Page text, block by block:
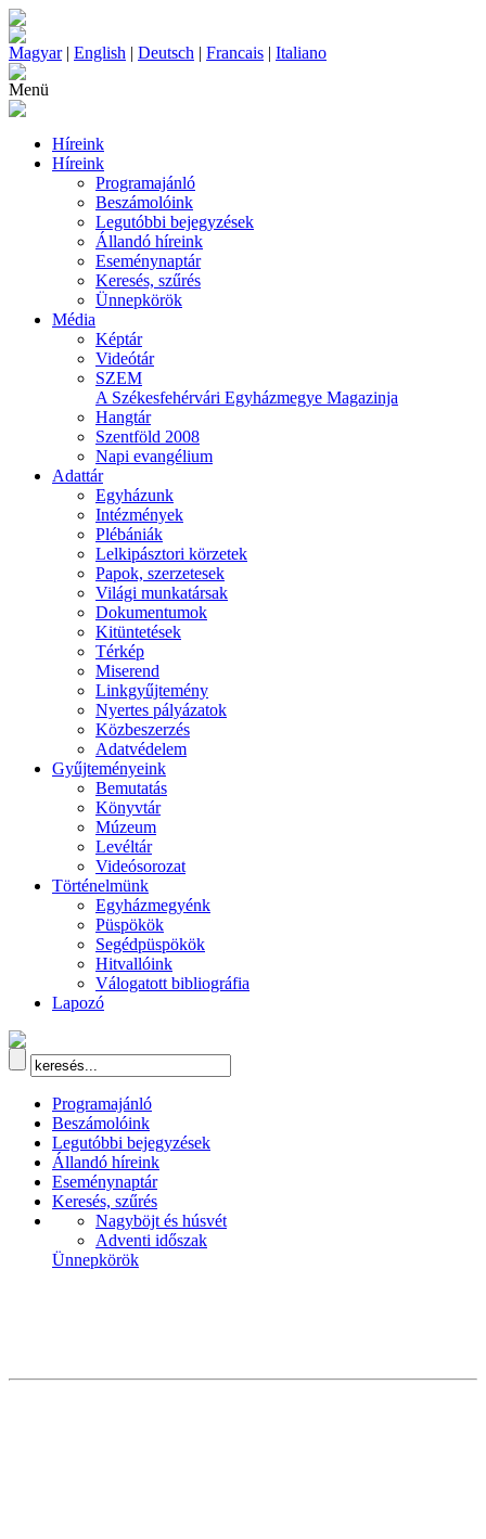
Magyar| English | Deutsch | Francais | Italiano
Menü
Híreink
Híreink
Programajánló
Beszámolóink
Legutóbbi bejegyzések
Állandó híreink
Eseménynaptár
Keresés, szűrés
Ünnepkörök
Média
Képtár
Videótár
SZEM
A Székesfehérvári Egyházmegye Magazinja
Hangtár
Szentföld 2008
Napi evangélium
Adattár
Egyházunk
Intézmények
Plébániák
Lelkipásztori körzetek
Papok, szerzetesek
Világi munkatársak
Dokumentumok
Kitüntetések
Térkép
Miserend
Linkgyűjtemény
Nyertes pályázatok
Közbeszerzés
Adatvédelem
Gyűjteményeink
Bemutatás
Könyvtár
Múzeum
Levéltár
Videósorozat
Történelmünk
Egyházmegyénk
Püspökök
Segédpüspökök
Hitvallóink
Válogatott bibliográfia
Lapozó
Programajánló
Beszámolóink
Legutóbbi bejegyzések
Állandó híreink
Eseménynaptár
Keresés, szűrés
Nagyböjt és húsvét
Adventi időszak
Ünnepkörök